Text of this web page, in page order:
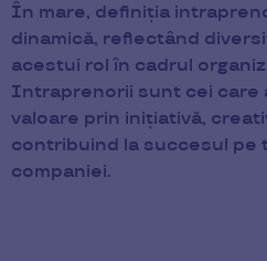
În mare, definiția
dinamică, reflectând
acestui rol în cadrul
Intraprenorii sunt cei care
valoare prin inițiativă,
contribuind la succesul pe
companiei.